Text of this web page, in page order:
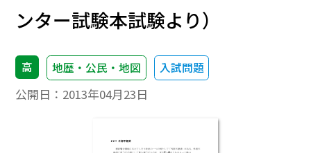
ンター試験本試験より）
高 地歴・公民・地図 入試問題
公開日： 2013年04月23日